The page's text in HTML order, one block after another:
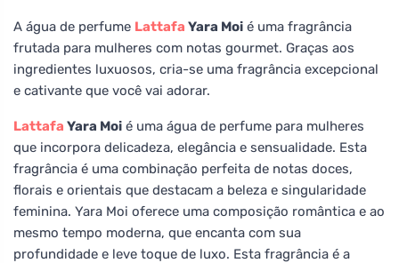
A água de perfume Lattafa Yara Moi é uma fragrância
frutada para mulheres com notas gourmet. Graças aos
ingredientes luxuosos, cria-se uma fragrância excepcional
e cativante que você vai adorar.
Lattafa Yara Moi é uma água de perfume para mulheres
que incorpora delicadeza, elegância e sensualidade. Esta
fragrância é uma combinação perfeita de notas doces,
florais e orientais que destacam a beleza e singularidade
feminina. Yara Moi oferece uma composição romântica e ao
mesmo tempo moderna, que encanta com sua
profundidade e leve toque de luxo. Esta fragrância é a